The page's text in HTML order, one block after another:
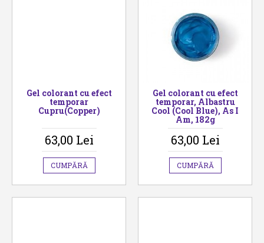
Gel colorant cu efect
temporar
Cupru(Copper)
63,00 Lei
CUMPĂRĂ
Gel colorant cu efect
temporar, Albastru
Cool (Cool Blue), As I
Am, 182g
63,00 Lei
CUMPĂRĂ